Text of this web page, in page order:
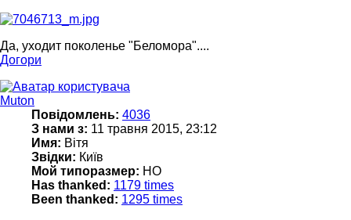
Да, уходит поколенье "Беломора"....
Догори
Muton
Повідомлень: 4036
З нами з: 11 травня 2015, 23:12
Имя: Вітя
Звідки: Київ
Мой типоразмер: НО
Has thanked: 1179 times
Been thanked: 1295 times